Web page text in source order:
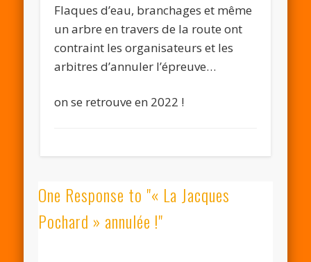
Flaques d’eau, branchages et même
un arbre en travers de la route ont
contraint les organisateurs et les
arbitres d’annuler l’épreuve…
on se retrouve en 2022 !
One Response to "« La Jacques
Pochard » annulée !"